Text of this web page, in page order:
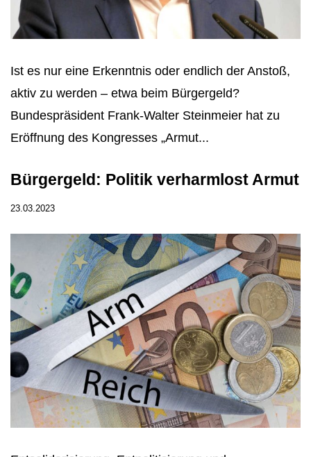
Ist es nur eine Erkenntnis oder endlich der Anstoß,
aktiv zu werden – etwa beim Bürgergeld?
Bundespräsident Frank-Walter Steinmeier hat zu
Eröffnung des Kongresses „Armut...
Bürgergeld: Politik verharmlost Armut
23.03.2023